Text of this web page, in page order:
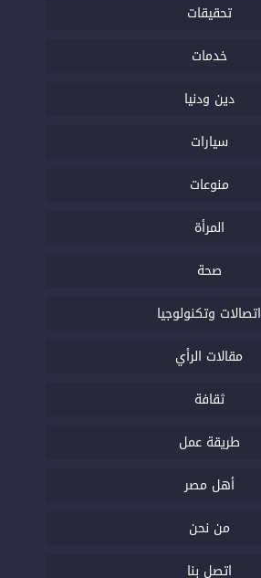
تحقيقات
خدمات
دين ودنيا
سيارات
منوعات
المرأة
صحة
اتصالات وتكنولوجيا
مقالات الرأي
ثقافة
طريقة عمل
أهل مصر
من نحن
اتصل بنا